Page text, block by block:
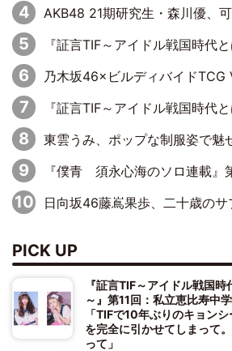
AKB48 21期研究生・森川優、可愛
『証言TIF～アイドル戦国時代とはなんだったのか～』第10回：さくら学院・武藤彩未×飯田らうら「正直、中3で辞
乃木坂46×ビルディバイドTCG Vol.2公開 賀喜遥香＆田
『証言TIF～アイドル戦国時代とはなんだったのか～』第8回：Negicco・Nao☆×Megu×Kaede「東京か
東雲うみ、ポップな制服姿で魅せる
『僕青 須永心海のソロ連載』第18回：「バーゲンセー
日向坂46藤嶌果歩、二十歳のサプライズバースデーに大喜び「頼られ
PICK UP
『証言TIF～アイドル戦国
～』第11回：私立恵比寿中
「TIFで10年ぶりのキョン
を完全に引かせてしまって
って」